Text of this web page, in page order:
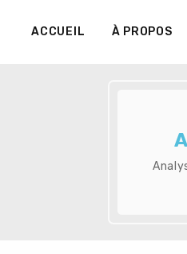
ACCUEIL À PROPOS